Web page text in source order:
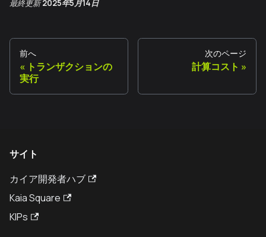
最終更新 2025年5月14日
前へ
トランザクションの
実行
次のページ
計算コスト
サイト
カイア開発者ハブ
Kaia Square
KIPs